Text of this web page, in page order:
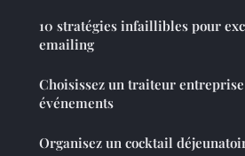
10 stratégies infaillibles pour
emailing
Choisissez un traiteur
événements
Organisez un cocktail